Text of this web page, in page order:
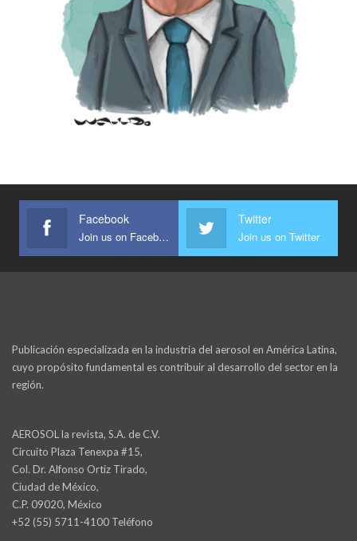
Facebook
Join us on Facebook
Twitter
Join us on Twitter
Publicación especializada en la industria del aerosol en América Latina,
cuyo propósito fundamental es contribuir al desarrollo del sector en la
región.
AEROSOL la revista, S.A. de C.V.
Circuito Plaza Tenexpa #15,
Col. Dr. Alfonso Ortiz Tirado,
Ciudad de México,
C.P. 09020, México
+52 (55) 5711-4100 Teléfono